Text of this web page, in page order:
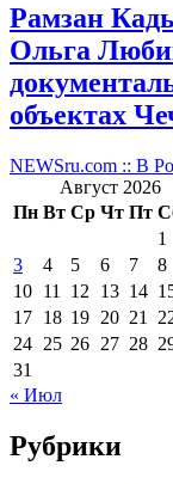
Рамзан
Ольга
объектах
NEWSru.com :: В
Август 2026
Пн Вт Ср Чт Пт
1
3
4 5 6 7 8
10 11 12 13 14
17 18 19 20 21
24 25 26 27 28
31
« Июл
Рубрики